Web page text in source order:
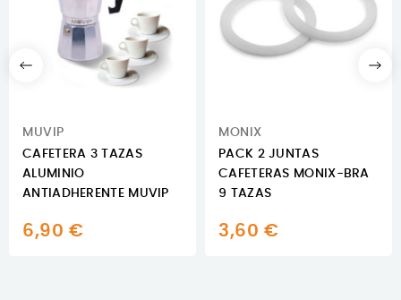
MUVIP
CAFETERA 3 TAZAS
ALUMINIO
ANTIADHERENTE MUVIP
6,90 €
MONIX
PACK 2 JUNTAS
CAFETERAS MONIX-BRA
9 TAZAS
3,60 €